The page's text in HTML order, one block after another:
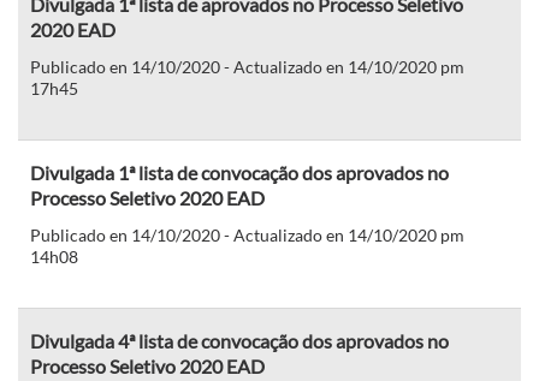
2020 EAD
Publicado en 14/10/2020 - Actualizado en 14/10/2020 pm
17h45
Divulgada 1ª lista de convocação dos aprovados no
Processo Seletivo 2020 EAD
Publicado en 14/10/2020 - Actualizado en 14/10/2020 pm
14h08
Divulgada 4ª lista de convocação dos aprovados no
Processo Seletivo 2020 EAD